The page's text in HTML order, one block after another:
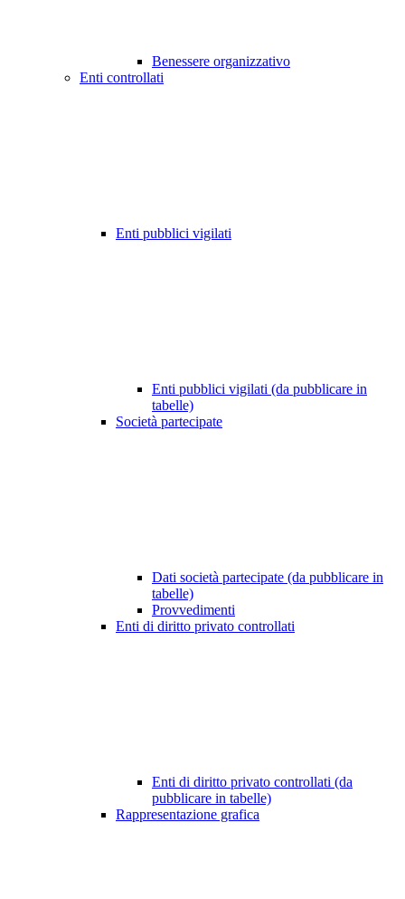
Benessere organizzativo
Enti controllati
Enti pubblici vigilati
Enti pubblici vigilati (da pubblicare in
tabelle)
Società partecipate
Dati società partecipate (da pubblicare in
tabelle)
Provvedimenti
Enti di diritto privato controllati
Enti di diritto privato controllati (da
pubblicare in tabelle)
Rappresentazione grafica